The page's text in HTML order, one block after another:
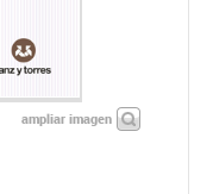
ampliar imagen